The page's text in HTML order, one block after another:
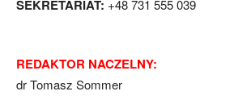
SEKRETARIAT: +48 731 555 039
REDAKTOR NACZELNY:
dr Tomasz Sommer